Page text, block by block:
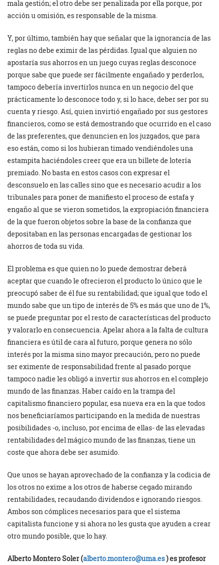
mala gestión; el otro debe ser penalizada por ella porque, por
acción u omisión, es responsable de la misma.
Y, por último, también hay que señalar que la ignorancia de las
reglas no debe eximir de las pérdidas. Igual que alguien no
apostaría sus ahorros en un juego cuyas reglas desconoce
porque sabe que puede ser fácilmente engañado y perderlos,
tampoco debería invertirlos nunca en un negocio del que
prácticamente lo desconoce todo y, si lo hace, deber ser por su
cuenta y riesgo. Así, quien invirtió engañado por sus gestores
financieros, como se está demostrando que ocurrido en el caso
de las preferentes, que denuncien en los juzgados, que para
eso están, como si los hubieran timado vendiéndoles una
estampita haciéndoles creer que era un billete de lotería
premiado. No basta en estos casos con expresar el
desconsuelo en las calles sino que es necesario acudir a los
tribunales para poner de manifiesto el proceso de estafa y
engaño al que se vieron sometidos, la expropiación financiera
de la que fueron objetos sobre la base de la confianza que
depositaban en las personas encargadas de gestionar los
ahorros de toda su vida.
El problema es que quien no lo puede demostrar deberá
aceptar que cuando le ofrecieron el producto lo único que le
preocupó saber de él fue su rentabilidad; que igual que todo el
mundo sabe que un tipo de interés de 5% es más que uno de 1%,
se puede preguntar por el resto de características del producto
y valorarlo en consecuencia. Apelar ahora a la falta de cultura
financiera es útil de cara al futuro, porque genera no sólo
interés por la misma sino mayor precaución, pero no puede
ser eximente de responsabilidad frente al pasado porque
tampoco nadie les obligó a invertir sus ahorros en el complejo
mundo de las finanzas. Haber caído en la trampa del
capitalismo financiero popular, esa nueva era en la que todos
nos beneficiaríamos participando en la medida de nuestras
posibilidades -o, incluso, por encima de ellas- de las elevadas
rentabilidades del mágico mundo de las finanzas, tiene un
coste que ahora debe ser asumido.
Que unos se hayan aprovechado de la confianza y la codicia de
los otros no exime a los otros de haberse cegado mirando
rentabilidades, recaudando dividendos e ignorando riesgos.
Ambos son cómplices necesarios para que el sistema
capitalista funcione y si ahora no les gusta que ayuden a crear
otro mundo posible, que lo hay.
Alberto Montero Soler (alberto.montero@uma.es) es profesor